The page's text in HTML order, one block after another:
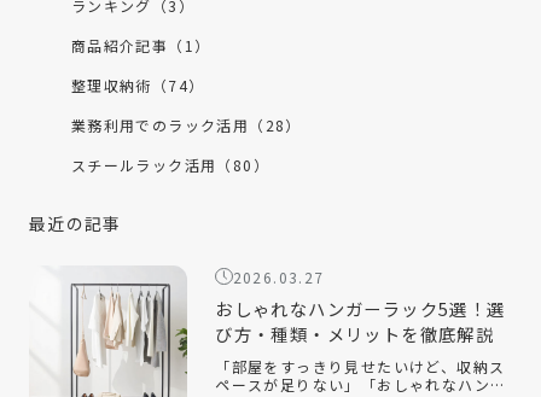
ランキング（3）
商品紹介記事（1）
整理収納術（74）
業務利用でのラック活用（28）
スチールラック活用（80）
最近の記事
2026.03.27
おしゃれなハンガーラック5選！選
び方・種類・メリットを徹底解説
「部屋をすっきり見せたいけど、収納ス
ペースが足りない」「おしゃれなハンガ